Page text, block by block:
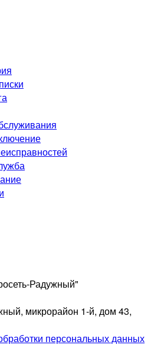
№ 37
Радужный"
микрорайон 1-й, дом 43,
персональных данных